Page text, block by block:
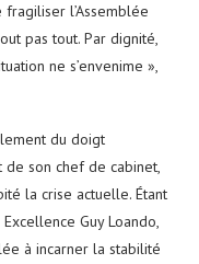
l’Assemblée
pas tout. Par dignité,
ne s’envenime »,
du doigt
de son chef de cabinet,
la crise actuelle. Étant
Guy Loando,
à incarner la stabilité